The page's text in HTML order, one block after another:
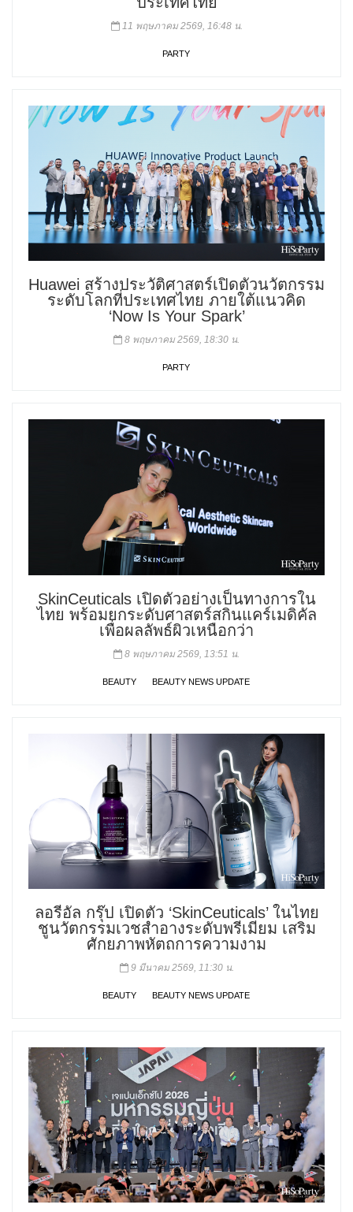
11 พฤษภาคม 2569, 16:48 น.
PARTY
Huawei สร้างประวัติศาสตร์เปิดตัวนวัตกรรม
ระดับโลกที่ประเทศไทย ภายใต้แนวคิด
‘Now Is Your Spark’
8 พฤษภาคม 2569, 18:30 น.
PARTY
SkinCeuticals เปิดตัวอย่างเป็นทางการใน
ไทย พร้อมยกระดับศาสตร์สกินแคร์เมดิคัล
เพื่อผลลัพธ์ผิวเหนือกว่า
8 พฤษภาคม 2569, 13:51 น.
BEAUTY BEAUTY NEWS UPDATE
ลอรีอัล กรุ๊ป เปิดตัว ‘SkinCeuticals’ ในไทย
ชูนวัตกรรมเวชสำอางระดับพรีเมียม เสริม
ศักยภาพหัตถการความงาม
9 มีนาคม 2569, 11:30 น.
BEAUTY BEAUTY NEWS UPDATE